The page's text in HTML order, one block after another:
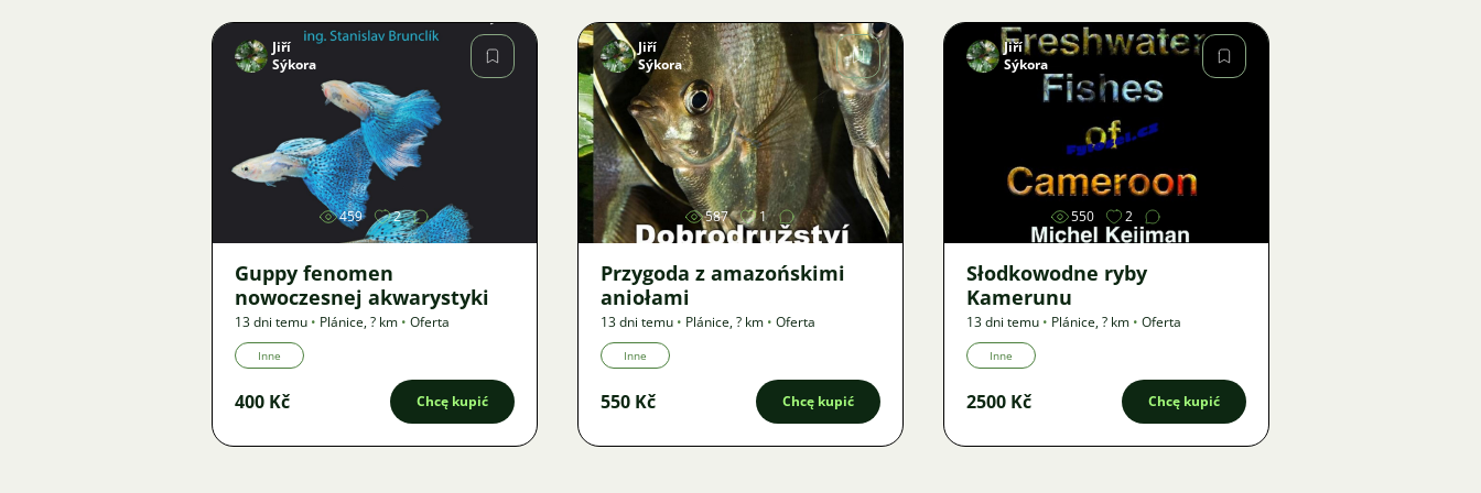
Zdjęcie
Jiří
Sýkora
459 2
Guppy fenomen
nowoczesnej akwarystyki
13 dni temu • Plánice,? km • Oferta
Inne
400 Kč Chcę kupić
Zdjęcie
Jiří
Sýkora
587 1
Przygoda z amazońskimi
aniołami
13 dni temu • Plánice,? km • Oferta
Inne
550 Kč Chcę kupić
Zdjęcie
Jiří
Sýkora
550 2
Słodkowodne ryby
Kamerunu
13 dni temu • Plánice,? km • Oferta
Inne
2500 Kč Chcę kupić